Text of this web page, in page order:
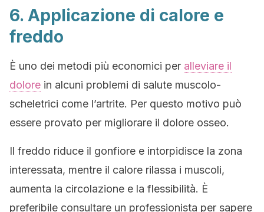
6. Applicazione di calore e
freddo
È uno dei metodi più economici per alleviare il
dolore in alcuni problemi di salute muscolo-
scheletrici come l’artrite. Per questo motivo può
essere provato per migliorare il dolore osseo.
Il freddo riduce il gonfiore e intorpidisce la zona
interessata, mentre il calore rilassa i muscoli,
aumenta la circolazione e la flessibilità. È
preferibile consultare un professionista per sapere